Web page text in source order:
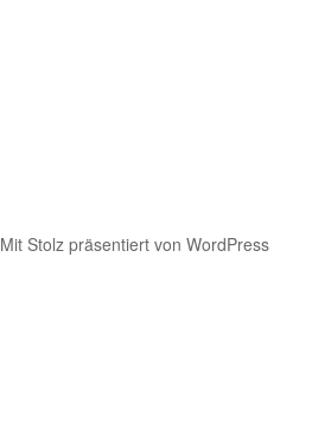
Mit Stolz präsentiert von WordPress